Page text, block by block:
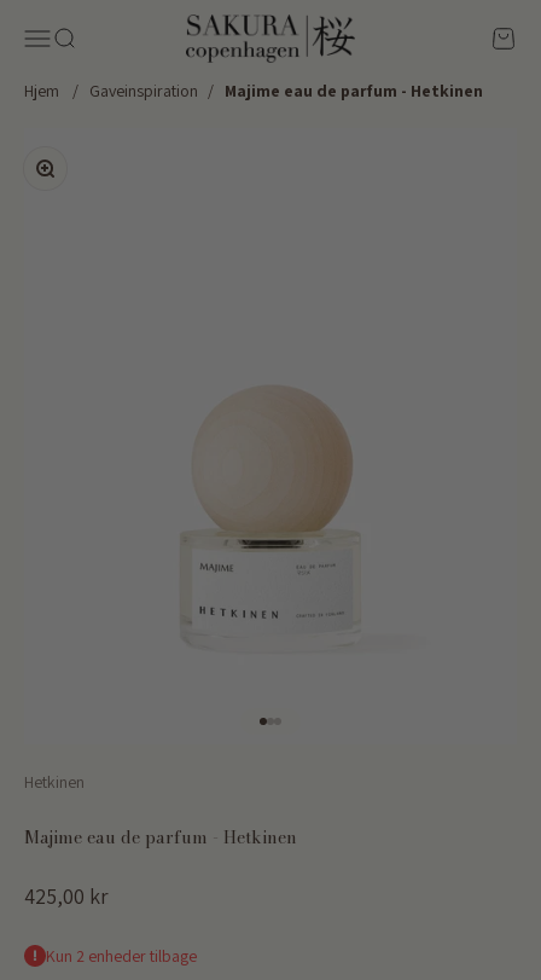
MenuSøg
Sakura Copenhagen
Kurv
Hjem / Gaveinspiration / Majime eau de parfum - Hetkinen
Zoom
Hetkinen
Majime eau de parfum - Hetkinen
Salgspris
425,00 kr
Kun 2 enheder tilbage